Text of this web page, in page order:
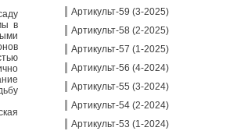
в
Артикульт-59 (3-2025)
Артикульт-58 (2-2025)
Артикульт-57 (1-2025)
Артикульт-56 (4-2024)
Артикульт-55 (3-2024)
Артикульт-54 (2-2024)
Артикульт-53 (1-2024)